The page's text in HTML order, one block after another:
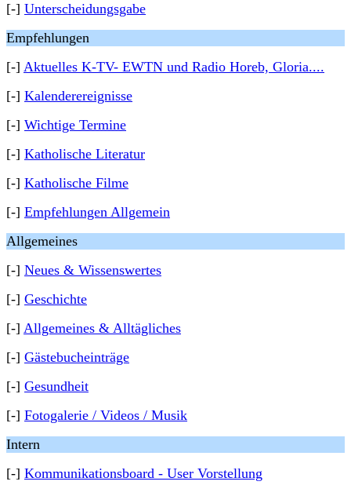
[-] Unterscheidungsgabe
Empfehlungen
[-] Aktuelles K-TV- EWTN und Radio Horeb, Gloria....
[-] Kalenderereignisse
[-] Wichtige Termine
[-] Katholische Literatur
[-] Katholische Filme
[-] Empfehlungen Allgemein
Allgemeines
[-] Neues & Wissenswertes
[-] Geschichte
[-] Allgemeines & Alltägliches
[-] Gästebucheinträge
[-] Gesundheit
[-] Fotogalerie / Videos / Musik
Intern
[-] Kommunikationsboard - User Vorstellung